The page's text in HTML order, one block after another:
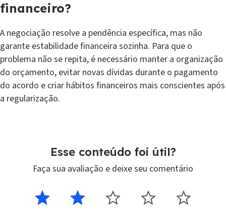
financeiro?
A negociação resolve a pendência específica, mas não
garante estabilidade financeira sozinha. Para que o
problema não se repita, é necessário manter a organização
do orçamento, evitar novas dívidas durante o pagamento
do acordo e criar hábitos financeiros mais conscientes após
a regularização.
Esse conteúdo foi útil?